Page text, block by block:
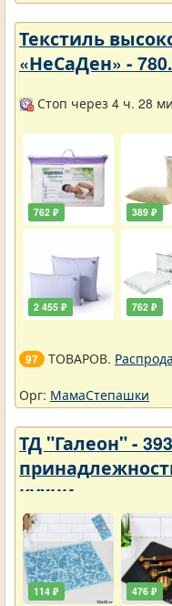
Текстиль
«НеСаДен» -
Стоп через 4 ч. 28
762 ₽
2 455 ₽
389 ₽
762 ₽
97 ТОВАРОВ.
Орг: МамаСтепашки
ТД "Галеон" -
кухни
114 ₽ 476 ₽